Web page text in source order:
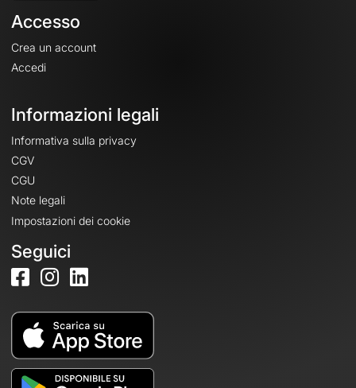
Accesso
Crea un account
Accedi
Informazioni legali
Informativa sulla privacy
CGV
CGU
Note legali
Impostazioni dei cookie
Seguici